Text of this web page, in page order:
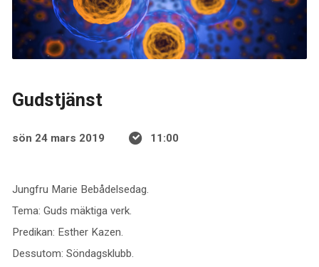
Gudstjänst
sön 24 mars 2019 11:00
Jungfru Marie Bebådelsedag.
Tema: Guds mäktiga verk.
Predikan: Esther Kazen.
Dessutom: Söndagsklubb.